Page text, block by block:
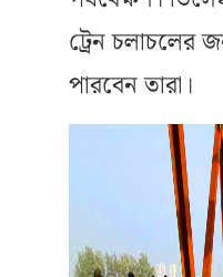
ট্রেন চলাচলের
পারবেন তারা।